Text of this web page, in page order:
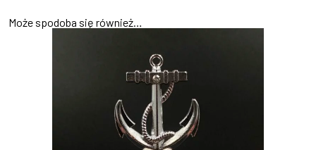
Może spodoba się również…